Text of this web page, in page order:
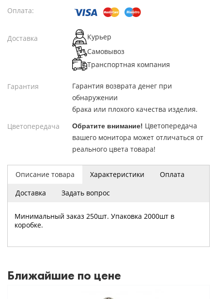
Описание товара Характеристики
Оплата
Доставка
Задать вопрос
Минимальный заказ 250шт. Упаковка 2000шт в
коробке.
Оплата:
Доставка
Курьер
Самовывоз
Транспортная компания
Гарантия
Гарантия возврата денег при
обнаружении
брака или плохого качества изделия.
Цветопередача
Обратите внимание! Цветопередача
вашего монитора может отличаться от
реального цвета товара!
Ближайшие по цене